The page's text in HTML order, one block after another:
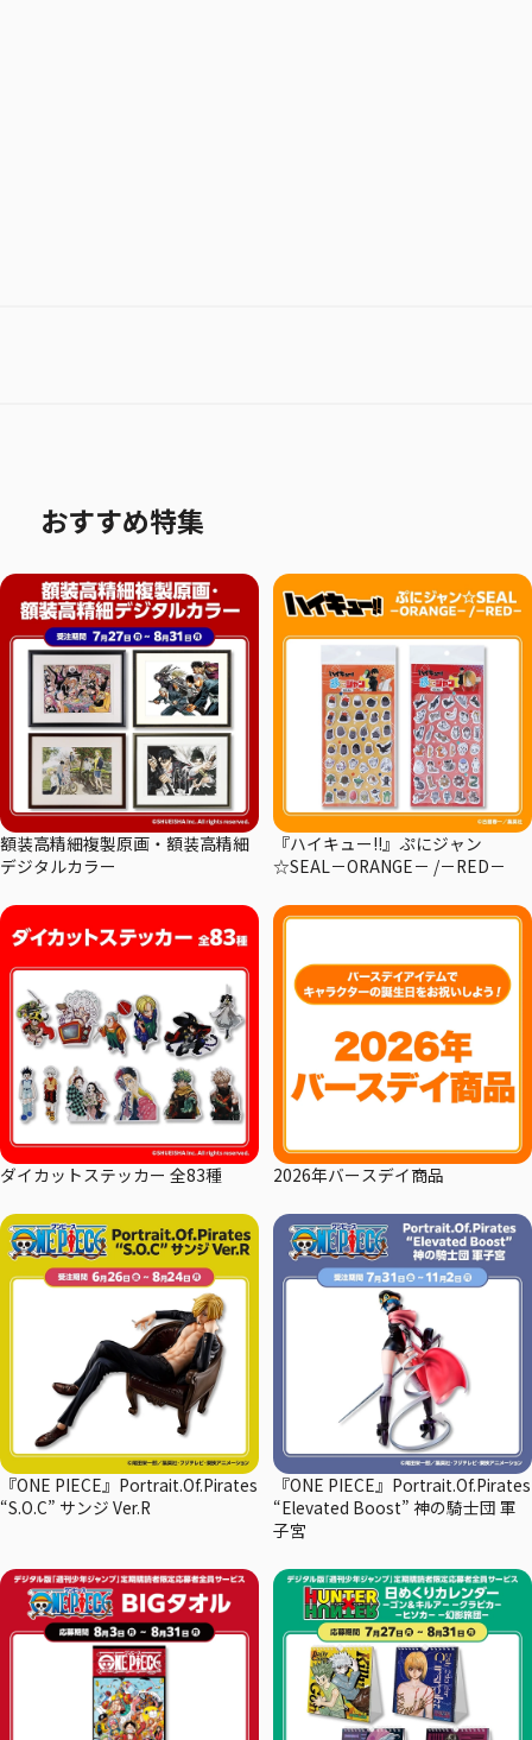
おすすめ特集
額装高精細複製原画・額装高精細
デジタルカラー
『ハイキュー!!』ぷにジャン
☆SEAL－ORANGE－ /－RED－
ダイカットステッカー 全83種 2026年バースデイ商品
『ONE PIECE』Portrait.Of.Pirates
“S.O.C” サンジ Ver.R
『ONE PIECE』Portrait.Of.Pirates
“Elevated Boost” 神の騎士団 軍
子宮